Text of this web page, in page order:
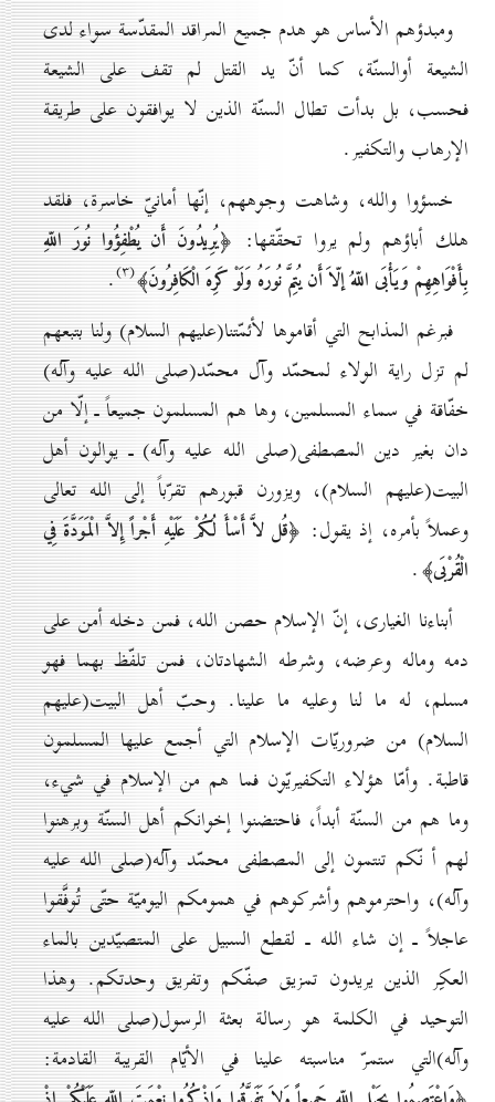
ومبدؤهم الأساس هو هدم جميع المراقد المقدّسة سواء لدى
الشيعة أوالسنّة، كما أنّ يد القتل لم تقف على الشيعة
فحسب، بل بدأت تطال السنّة الذين لا يوافقون على طريقة
الإرهاب والتكفير.
خسؤوا والله، وشاهت وجوههم، إنّها أمانيّ خاسرة، فلقد
هلك أباؤهم ولم يروا تحقّقها: ﴿يُرِيدُونَ أَن يُطْفِؤُوا نُورَ اللّهِ
بِأَفْوَاهِهِمْ وَيَأْبَى اللّهُ إلّاَ أَن يُتِمَّ نُورَهُ وَلَوْ كَرِهَ الْكَافِرُونَ﴾(۳) .
فبرغم المذابح التي أقاموها لأئمّتنا(عليهم السلام) ولنا بتبعهم
لم تزل راية الولاء لمحمّد وآل محمّد(صلى الله عليه وآله)
خفّاقة في سماء المسلمين، وها هم المسلمون جميعاً ـ إلّا من
دان بغير دين المصطفى(صلى الله عليه وآله) ـ يوالون أهل
البيت(عليهم السلام)، ويزورن قبورهم تقرّباً إلى الله تعالى
وعملاً بأمره، إذ يقول: ﴿قُل لاَّ أَسْأَ لُكُمْ عَلَيْهِ أَجْراً إِلاَّ الْمَوَدَّةَ فِي
الْقُرْبَى﴾.
أبناءنا الغيارى، إنّ الإسلام حصن الله، فمن دخله أمن على
دمه وماله وعرضه، وشرطه الشهادتان، فمن تلفّظ بهما فهو
مسلم، له ما لنا وعليه ما علينا. وحبّ أهل البيت(عليهم
السلام) من ضروريّات الإسلام التي أجمع عليها المسلمون
قاطبة. وأمّا هؤلاء التكفيريّون فما هم من الإسلام في شيء،
وما هم من السنّة أبداً، فاحتضنوا إخوانكم أهل السنّة وبرهنوا
لهم أ نّكم تنتمون إلى المصطفى محمّد وآله(صلى الله عليه
وآله)، واحترموهم وأشركوهم في همومكم اليوميّة حتّى تُوفَّقوا
عاجلاً ـ إن شاء الله ـ لقطع السبيل على المتصيّدين بالماء
العكِر الذين يريدون تمزيق صفّكم وتفريق وحدتكم. وهذا
التوحيد في الكلمة هو رسالة بعثة الرسول(صلى الله عليه
وآله)التي ستمرّ مناسبته علينا في الأيّام القريبة القادمة: